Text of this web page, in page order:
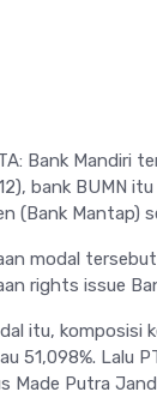
Bank Mandiri
bank BUMN
(Bank Mantap)
modal
rights issue
itu, komposisi
51,098%. Lalu
Made Putra